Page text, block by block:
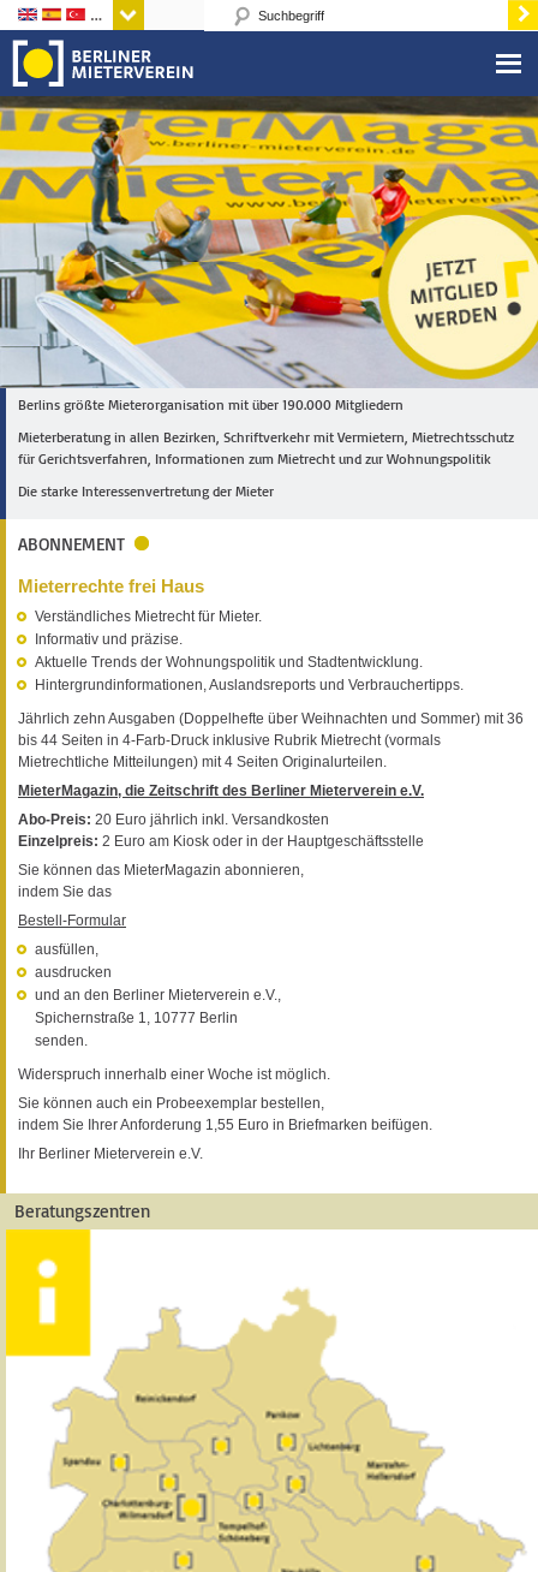
Sprachen
Berlins größte Mieterorganisation mit über 190.000 Mitgliedern
Mieterberatung in allen Bezirken, Schriftverkehr mit Vermietern, Mietrechtsschutz
für Gerichtsverfahren, Informationen zum Mietrecht und zur Wohnungspolitik
Die starke Interessenvertretung der Mieter
ABONNEMENT
Mieterrechte frei Haus
Verständliches Mietrecht für Mieter.
Informativ und präzise.
Aktuelle Trends der Wohnungspolitik und Stadtentwicklung.
Hintergrundinformationen, Auslandsreports und Verbrauchertipps.
Jährlich zehn Ausgaben (Doppelhefte über Weihnachten und Sommer) mit 36
bis 44 Seiten in 4-Farb-Druck inklusive Rubrik Mietrecht (vormals
Mietrechtliche Mitteilungen) mit 4 Seiten Originalurteilen.
MieterMagazin, die Zeitschrift des Berliner Mieterverein e.V.
Abo-Preis: 20 Euro jährlich inkl. Versandkosten
Einzelpreis: 2 Euro am Kiosk oder in der Hauptgeschäftsstelle
Sie können das MieterMagazin abonnieren,
indem Sie das
Bestell-Formular
ausfüllen,
ausdrucken
und an den Berliner Mieterverein e.V.,
Spichernstraße 1, 10777 Berlin
senden.
Widerspruch innerhalb einer Woche ist möglich.
Sie können auch ein Probeexemplar bestellen,
indem Sie Ihrer Anforderung 1,55 Euro in Briefmarken beifügen.
Ihr Berliner Mieterverein e.V.
Beratungszentren